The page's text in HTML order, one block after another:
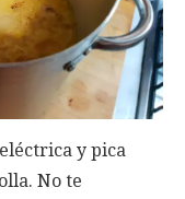
y pica
No te